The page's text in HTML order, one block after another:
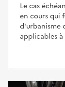
Le cas
en cours qui
d'urbanisme
applicables à